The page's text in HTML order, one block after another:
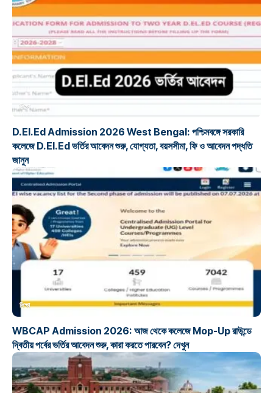
শিক্ষা
D.El.Ed Admission 2026 West Bengal: পশ্চিমবঙ্গে সরকারি
কলেজে D.El.Ed ভর্তির আবেদন শুরু, যোগ্যতা, বয়সসীমা, ফি ও আবেদন পদ্ধতি
জানুন
শিক্ষা
WBCAP Admission 2026: আজ থেকে কলেজে Mop-Up রাউন্ডে
দ্বিতীয় পর্বের ভর্তির আবেদন শুরু, কারা করতে পারবেন? দেখুন